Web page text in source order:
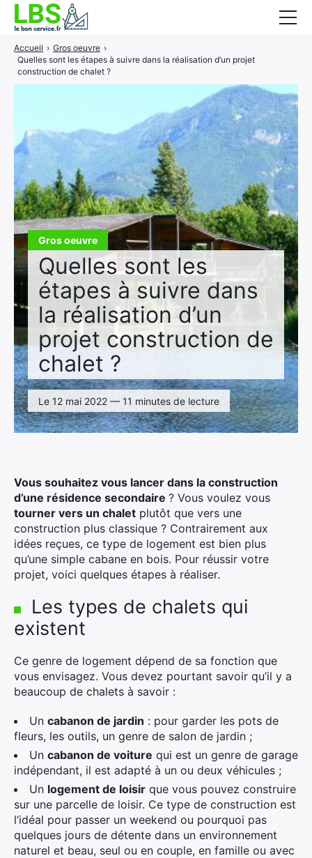
Gros oeuvre
Quelles sont les
étapes à suivre dans
la réalisation d’un
projet construction de
chalet ?
Le 12 mai 2022 — 11 minutes de lecture
Accueil › Gros oeuvre ›
Quelles sont les étapes à suivre dans la réalisation d’un projet
construction de chalet ?
Vous souhaitez vous lancer dans la construction
d’une résidence secondaire ? Vous voulez vous
tourner vers un chalet plutôt que vers une
construction plus classique ? Contrairement aux
idées reçues, ce type de logement est bien plus
qu’une simple cabane en bois. Pour réussir votre
projet, voici quelques étapes à réaliser.
Les types de chalets qui
existent
Ce genre de logement dépend de sa fonction que
vous envisagez. Vous devez pourtant savoir qu’il y a
beaucoup de chalets à savoir :
Un cabanon de jardin : pour garder les pots de
fleurs, les outils, un genre de salon de jardin ;
Un cabanon de voiture qui est un genre de garage
indépendant, il est adapté à un ou deux véhicules ;
Un logement de loisir que vous pouvez construire
sur une parcelle de loisir. Ce type de construction est
l’idéal pour passer un weekend ou pourquoi pas
quelques jours de détente dans un environnement
naturel et beau, seul ou en couple, en famille ou avec
Gros oeuvre
Piscine et jardin
Services associés